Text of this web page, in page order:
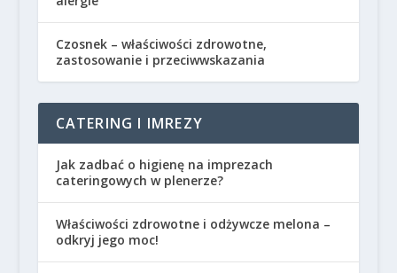
Czosnek – właściwości zdrowotne,
zastosowanie i przeciwwskazania
CATERING I IMREZY
Jak zadbać o higienę na imprezach
cateringowych w plenerze?
Właściwości zdrowotne i odżywcze melona –
odkryj jego moc!